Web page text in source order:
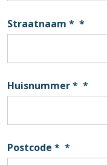
Straatnaam * *
Huisnummer * *
Postcode * *